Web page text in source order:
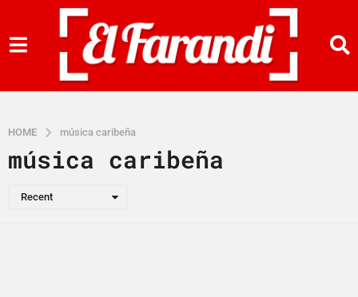
HOME música caribeña
música caribeña
Recent